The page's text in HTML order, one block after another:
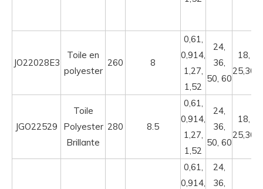
JO22028E3
Toile en
polyester
260 8
0,61,
0,914,
1,27,
1,52
24,
36,
50, 60
18,
25,30
JGO22529
Toile
Polyester
Brillante
280 8.5
0,61,
0,914,
1,27,
1,52
24,
36,
50, 60
18,
25,30
0,61,
0,914,
24,
36,